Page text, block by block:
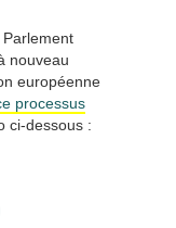
nouveau
européenne
processus
ci-dessous :